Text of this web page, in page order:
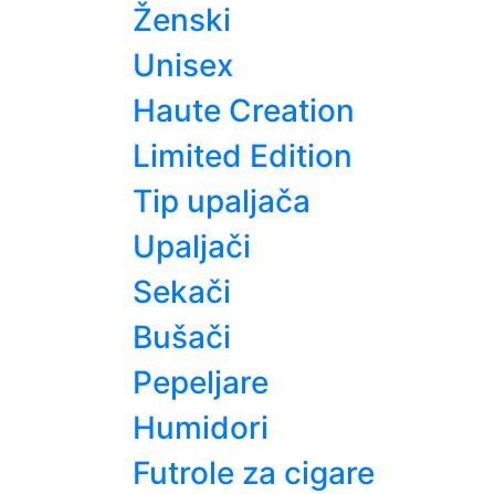
Ženski
Unisex
Haute Creation
Limited Edition
Tip upaljača
Upaljači
Sekači
Bušači
Pepeljare
Humidori
Futrole za cigare